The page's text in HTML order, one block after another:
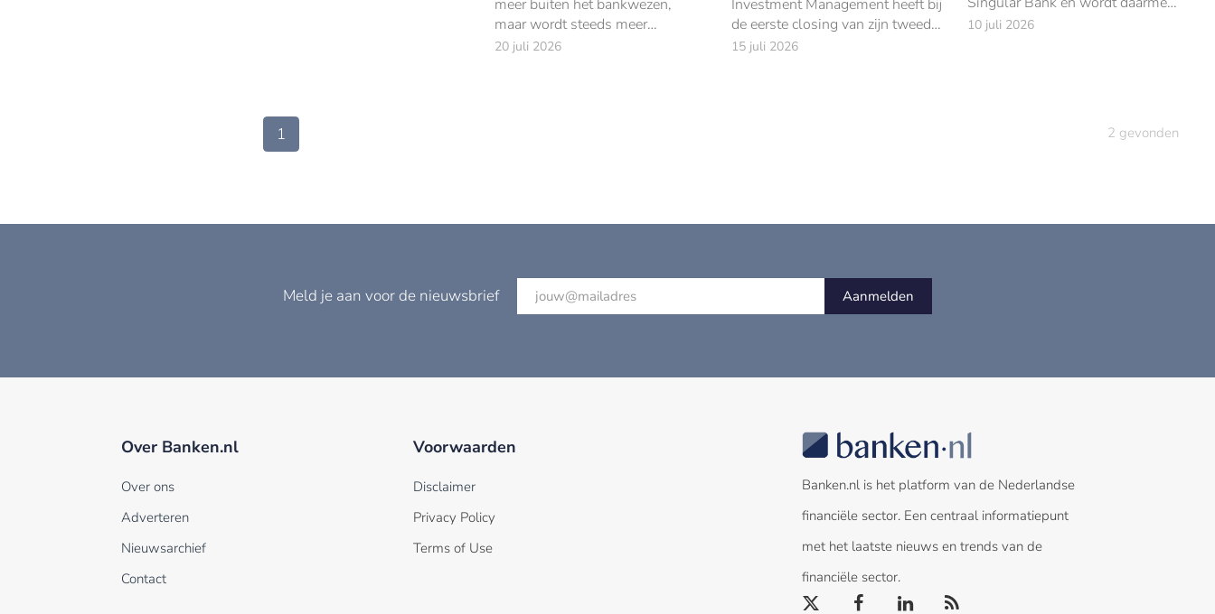
meer buiten het bankwezen,
maar wordt steeds meer
onderdeel van regulier
20 juli 2026
Investment Management heeft bij
de eerste closing van zijn tweede
Noord-Amerikaanse private-
15 juli 2026
de grootste aandeelhouder.
10 juli 2026
1 2 gevonden
Meld je aan voor de nieuwsbrief Aanmelden
Over Banken.nl
Over ons
Adverteren
Nieuwsarchief
Contact
Voorwaarden
Disclaimer
Privacy Policy
Terms of Use
Banken.nl is het platform van de Nederlandse
financiële sector. Een centraal informatiepunt
met het laatste nieuws en trends van de
financiële sector.